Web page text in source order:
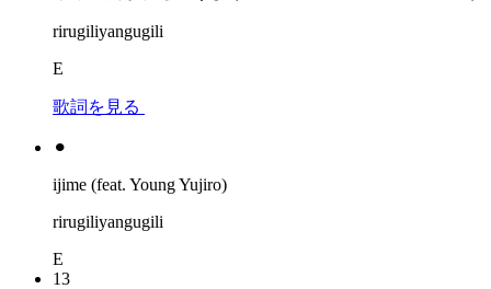
rirugiliyangugili
E
歌詞を見る
⚫︎
ijime (feat. Young Yujiro)
rirugiliyangugili
E
13